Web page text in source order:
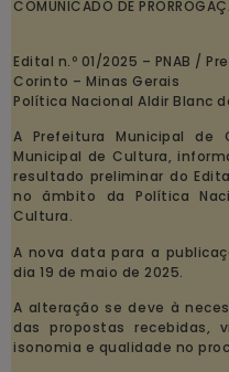
COMUNICADO DE
Edital n.º 01/2025 – PNAB /
Corinto – Minas Gerais
Política Nacional Aldir Blanc
A Prefeitura Municipal de
Municipal de Cultura,
resultado preliminar do
no âmbito da Política
Cultura.
A nova data para a
dia 19 de maio de 2025.
A alteração se deve à
das propostas recebidas,
isonomia e qualidade no